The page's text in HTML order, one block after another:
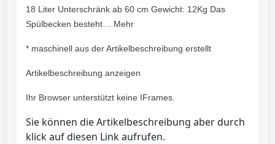
18 Liter Unterschränk ab 60 cm Gewicht: 12Kg Das
Spülbecken besteht… Mehr
* maschinell aus der Artikelbeschreibung erstellt
Artikelbeschreibung anzeigen
Ihr Browser unterstützt keine IFrames.
Sie können die Artikelbeschreibung aber durch
klick auf diesen Link aufrufen.